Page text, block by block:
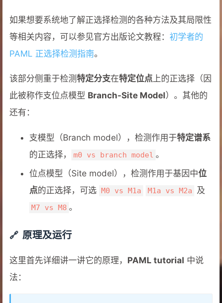
如果想要系统地了解正选择检测的各种方法及其局限性
等相关内容，可以参见官方出版论文教程： 初学者的
PAML 正选择检测指南。
该部分侧重于检测特定分支在特定位点上的正选择（因
此被称作支位点模型 Branch-Site Model）。其他的
还有：
支模型（Branch model），检测作用于特定谱系
的正选择，
m0 vs branch model 。
位点模型（Site model），检测作用于基因中位
点的正选择，可选 M0 vs M1a M1a vs M2a 及
M7 vs M8 。
原理及运行
这里首先详细讲一讲它的原理， PAML tutorial 中说
法：